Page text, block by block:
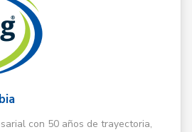
con 50 años de trayectoria,